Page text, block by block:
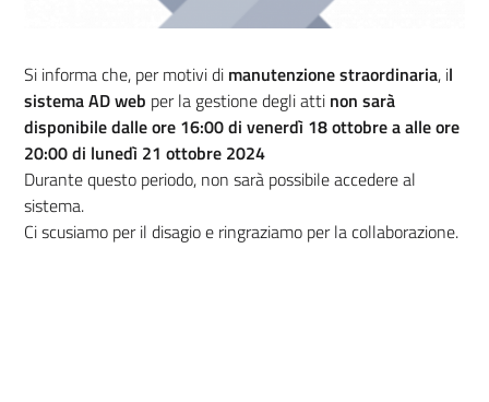
Si informa che, per motivi di manutenzione straordinaria, il
sistema AD web per la gestione degli atti non sarà
disponibile dalle ore 16:00 di venerdì 18 ottobre a alle ore
20:00 di lunedì 21 ottobre 2024
Durante questo periodo, non sarà possibile accedere al
sistema.
Ci scusiamo per il disagio e ringraziamo per la collaborazione.